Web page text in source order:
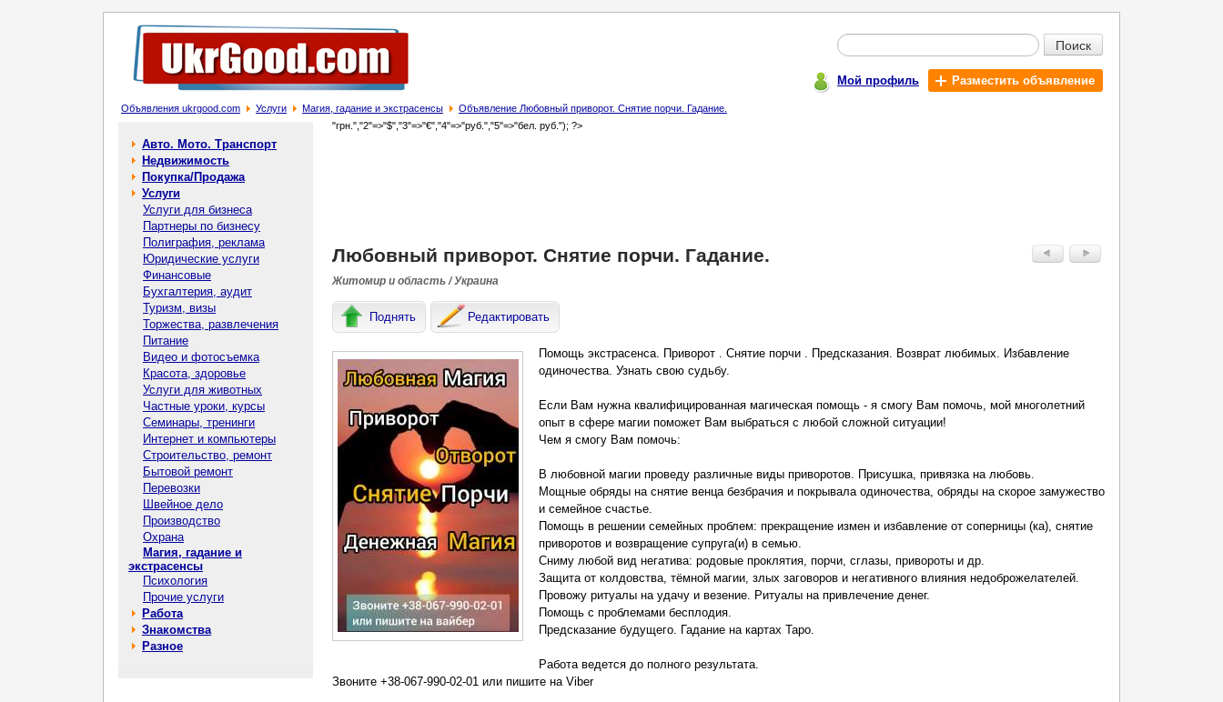
Поиск
Мой профиль Разместить объявление
Объявления ukrgood.com Услуги Магия, гадание и экстрасенсы Объявление Любовный пpиворот. Cнятиe порчи. Гадание.
Авто. Мото. Транспорт
Недвижимость
Покупка/Продажа
Услуги
Услуги для бизнеса
Партнеры по бизнесу
Полиграфия, реклама
Юридические услуги
Финансовые
Бухгалтерия, аудит
Туризм, визы
Торжества, развлечения
Питание
Видео и фотосъемка
Красота, здоровье
Услуги для животных
Частные уроки, курсы
Семинары, тренинги
Интернет и компьютеры
Строительство, ремонт
Бытовой ремонт
Перевозки
Швейное дело
Производство
Охрана
Магия, гадание и
экстрасенсы
Психология
Прочие услуги
Работа
Знакомства
Разное
"грн.","2"=>"$","3"=>"€","4"=>"руб.","5"=>"бел. руб."); ?>
Любовный пpиворот. Cнятиe порчи. Гадание.
Житомир и область / Украина
Поднять Редактировать
Помощь экстрасенса. Приворот . Снятие порчи . Предсказания. Возврат любимых. Избавление
одиночества. Узнать свою судьбу.
Если Вам нужна квалифицированная магическая помощь - я смогу Вам помочь, мой многолетний
опыт в сфере магии поможет Вам выбраться с любой сложной ситуации!
Чем я смогу Вам помочь:
В любовной магии проведу различные виды приворотов. Присушка, привязка на любовь.
Мощные обряды на снятие венца безбрачия и покрывала одиночества, обряды на скорое замужество
и семейное счастье.
Помощь в решении семейных проблем: прекращение измен и избавление от соперницы (ка), снятие
приворотов и возвращение супруга(и) в семью.
Сниму любой вид негатива: родовые проклятия, порчи, сглазы, привороты и др.
Защита от колдовства, тёмной магии, злых заговоров и негативного влияния недоброжелателей.
Провожу ритуалы на удачу и везение. Ритуалы на привлечение денег.
Помощь с проблемами бесплодия.
Предсказание будущего. Гадание на картах Таро.
Работа ведется до полного результата.
Звоните +38-067-990-02-01 или пишите на Viber